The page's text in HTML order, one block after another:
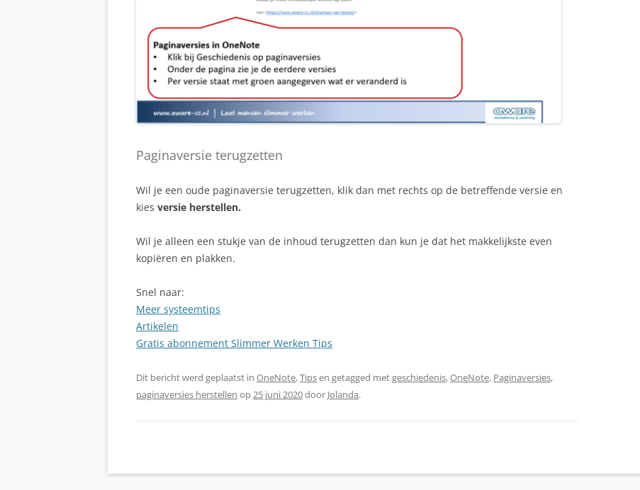
Paginaversie terugzetten
Wil je een oude paginaversie terugzetten, klik dan met rechts op de betreffende versie en
kies versie herstellen.
Wil je alleen een stukje van de inhoud terugzetten dan kun je dat het makkelijkste even
kopiëren en plakken.
Snel naar:
Meer systeemtips
Artikelen
Gratis abonnement Slimmer Werken Tips
Dit bericht werd geplaatst in OneNote,Tipsen getagged metgeschiedenis,OneNote, Paginaversies,
paginaversies herstellen op25 juni 2020door Jolanda.